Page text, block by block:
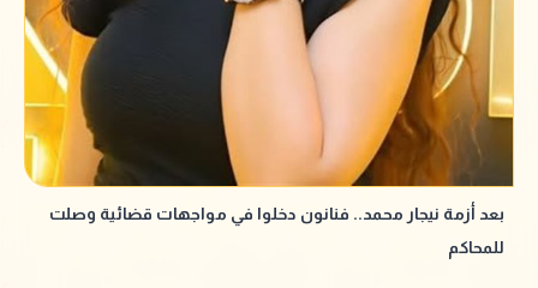
بعد أزمة نيجار محمد.. فنانون دخلوا في مواجهات قضائية وصلت
للمحاكم